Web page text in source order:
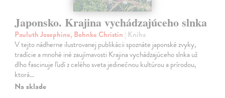
Japonsko. Krajina vychádzajúceho slnka
Pauluth Josephine, Bohnke Christin | Kniha
V tejto nádherne ilustrovanej publikácii spoznáte japonské zvyky,
tradície a mnohé iné zaujímavosti Krajina vychádzajúceho slnka už
dlho fascinuje ľudí z celého sveta jedinečnou kultúrou a prírodou,
ktorá…
Na sklade